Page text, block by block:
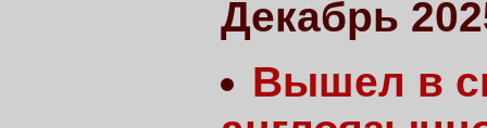
Декабрь
Вышел в